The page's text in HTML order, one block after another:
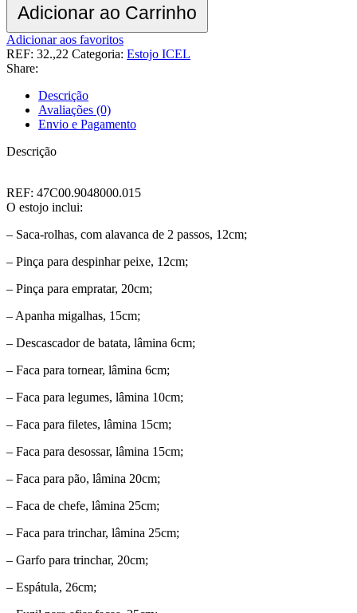
Adicionar ao Carrinho
Adicionar aos favoritos
REF: 32.,22 Categoria: Estojo ICEL
Share:
Descrição
Avaliações (0)
Envio e Pagamento
Descrição
REF: 47C00.9048000.015
O estojo inclui:
– Saca-rolhas, com alavanca de 2 passos, 12cm;
– Pinça para despinhar peixe, 12cm;
– Pinça para empratar, 20cm;
– Apanha migalhas, 15cm;
– Descascador de batata, lâmina 6cm;
– Faca para tornear, lâmina 6cm;
– Faca para legumes, lâmina 10cm;
– Faca para filetes, lâmina 15cm;
– Faca para desossar, lâmina 15cm;
– Faca para pão, lâmina 20cm;
– Faca de chefe, lâmina 25cm;
– Faca para trinchar, lâmina 25cm;
– Garfo para trinchar, 20cm;
– Espátula, 26cm;